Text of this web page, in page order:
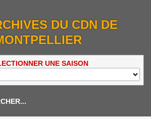
DU CDN DE
UNE SAISON